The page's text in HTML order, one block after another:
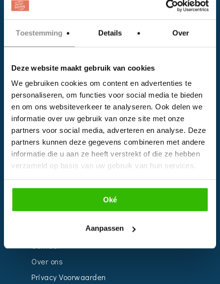
Toestemming Details Over
Deze website maakt gebruik van cookies
We gebruiken cookies om content en advertenties te
personaliseren, om functies voor social media te bieden
en om ons websiteverkeer te analyseren. Ook delen we
informatie over uw gebruik van onze site met onze
partners voor social media, adverteren en analyse. Deze
partners kunnen deze gegevens combineren met andere
informatie die u aan ze heeft verstrekt of die ze hebben
verzameld op basis van uw gebruik van hun services.
Oké
Aanpassen
Instagram
EVENTS
Kalender
Bedrijven
Impressie
Over ons
Privacy Voorwaarden